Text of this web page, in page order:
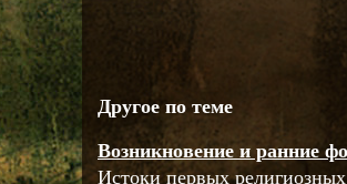
Другое по теме
Возникновение и ранние
Истоки первых